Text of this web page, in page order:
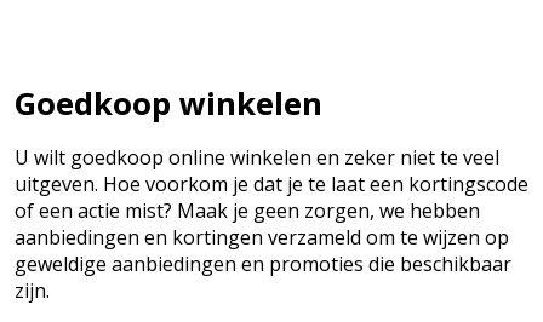
Goedkoop winkelen
U wilt goedkoop online winkelen en zeker niet te veel
uitgeven. Hoe voorkom je dat je te laat een kortingscode
of een actie mist? Maak je geen zorgen, we hebben
aanbiedingen en kortingen verzameld om te wijzen op
geweldige aanbiedingen en promoties die beschikbaar
zijn.